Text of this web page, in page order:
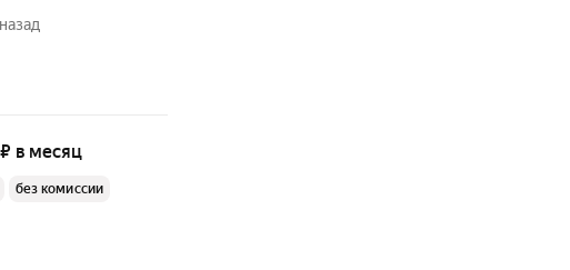
₽ в месяц
без комиссии